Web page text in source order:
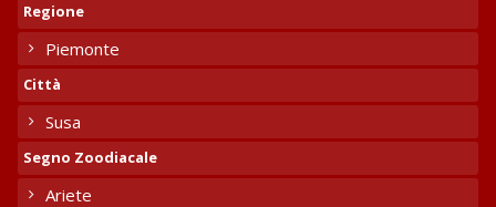
Regione
Piemonte
Città
Susa
Segno Zoodiacale
Ariete